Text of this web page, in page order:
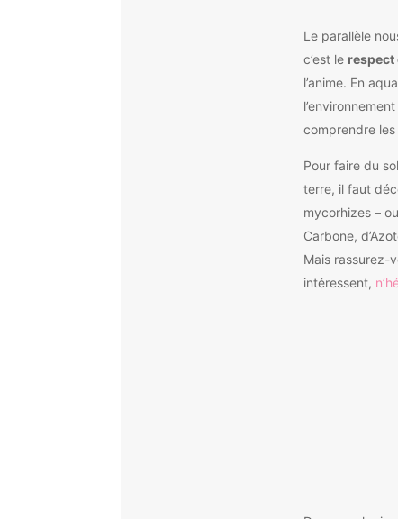
Le parallèle
c’est le respect
l’anime. En
comprendre
Pour faire du
terre, il faut
mycorhizes –
Carbone,
Mais rassurez-
intéressent,